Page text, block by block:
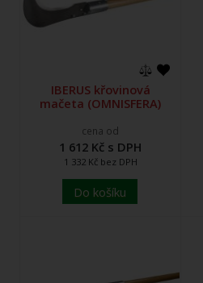
IBERUS křovinová
mačeta (OMNISFERA)
cena od
1 612 Kč s DPH
1 332 Kč bez DPH
Do košíku